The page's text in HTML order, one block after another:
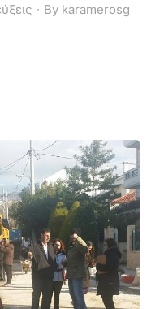
By karamerosg